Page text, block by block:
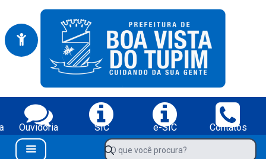
Portal da Prefeitura Municipal de Boa Vista do Tupim-BA
Serviços da Prefeitura Municipal de Boa Vista do Tupim-BA;
Ouvidoria SIC e-SIC
Contatos
Navegue pelo portal da Prefeitura de Boa Vista do Tupim-BA
O que você procura?